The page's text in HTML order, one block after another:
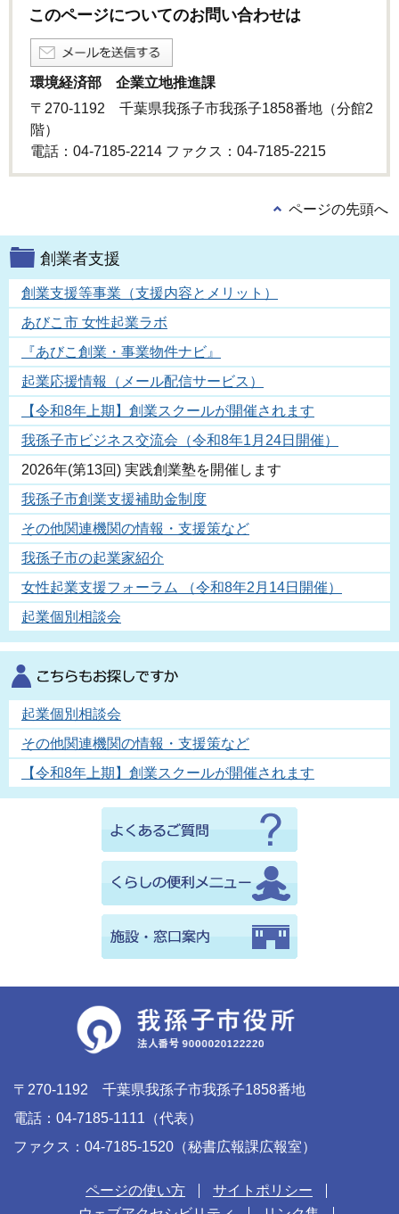
このページについてのお問い合わせは
環境経済部 企業立地推進課
〒270-1192 千葉県我孫子市我孫子1858番地（分館2
階）
電話：04-7185-2214 ファクス：04-7185-2215
ページの先頭へ
創業者支援
創業支援等事業（支援内容とメリット）
あびこ市 女性起業ラボ
『あびこ創業・事業物件ナビ』
起業応援情報（メール配信サービス）
【令和8年上期】創業スクールが開催されます
我孫子市ビジネス交流会（令和8年1月24日開催）
2026年(第13回) 実践創業塾を開催します
我孫子市創業支援補助金制度
その他関連機関の情報・支援策など
我孫子市の起業家紹介
女性起業支援フォーラム （令和8年2月14日開催）
起業個別相談会
起業個別相談会
その他関連機関の情報・支援策など
【令和8年上期】創業スクールが開催されます
〒270-1192 千葉県我孫子市我孫子1858番地
電話：04-7185-1111（代表）
ファクス：04-7185-1520（秘書広報課広報室）
ページの使い方
サイトポリシー